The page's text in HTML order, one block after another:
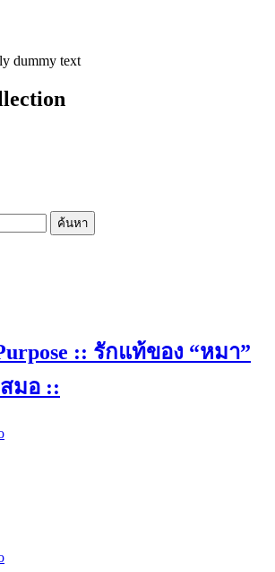
dummy text
:: รักแท้ของ “หมา”
มอ ::